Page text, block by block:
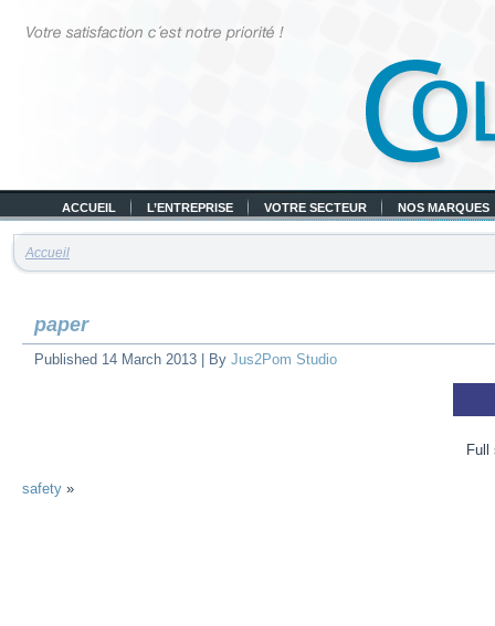
ACCUEIL L’ENTREPRISE VOTRE SECTEUR NOS MARQUES
Accueil
paper
Published 14 March 2013 By Jus2Pom Studio
safety »